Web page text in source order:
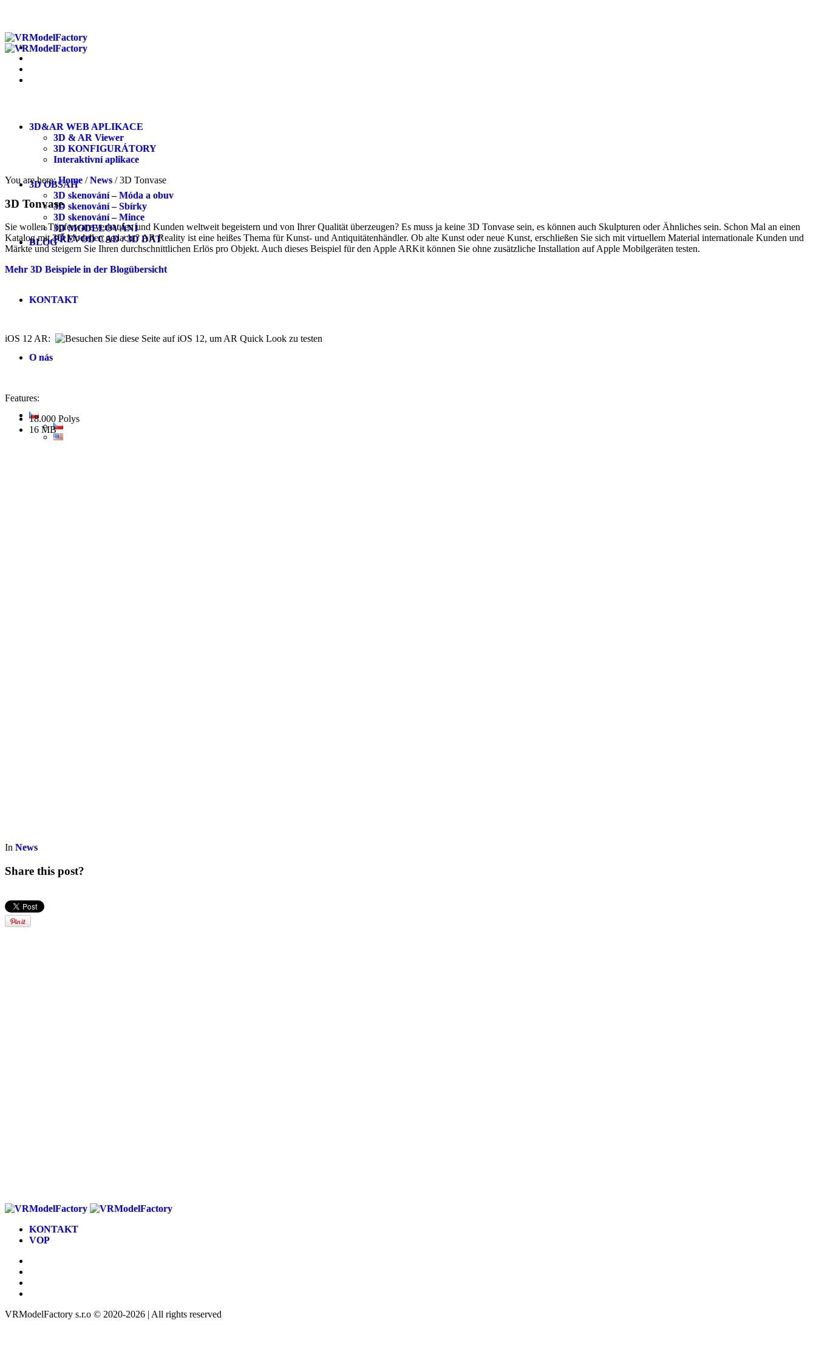
3D&AR WEB APLIKACE
3D & AR Viewer
3D KONFIGURÁTORY
Interaktivní aplikace
3D OBSAH
3D skenování – Móda a obuv
3D skenování – Sbírky
3D skenování – Mince
3D MODELOVÁNÍ
PŘEVOD CAD / 3D DAT
BLOG
KONTAKT
O nás
You are here:Home /News /3D Tonvase
3D Tonvase
Sie wollen Töpferware verkaufen und Kunden weltweit begeistern und von Ihrer Qualität überzeugen? Es muss ja keine 3D Tonvase sein, es können auch Skulpturen oder Ähnliches sein. Schon Mal an einen
Katalog mit 3D Modellen gedacht? AR Reality ist eine heißes Thema für Kunst- und Antiquitätenhändler. Ob alte Kunst oder neue Kunst, erschließen Sie sich mit virtuellem Material internationale Kunden und
Märkte und steigern Sie Ihren durchschnittlichen Erlös pro Objekt. Auch dieses Beispiel für den Apple ARKit können Sie ohne zusätzliche Installation auf Apple Mobilgeräten testen.
Mehr 3D Beispiele in der Blogübersicht
iOS 12 AR:
Features:
18.000 Polys
16 MB
In News
Share this post?
KONTAKT
VOP
VRModelFactory s.r.o © 2020-2026 | All rights reserved